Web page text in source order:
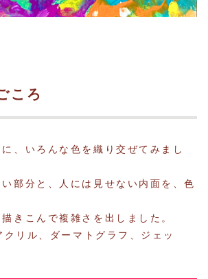
ころ
、いろんな色を織り交ぜてみまし
部分と、人には見せない内面を、色
きこんで複雑さを出しました。
リル、ダーマトグラフ、ジェッ